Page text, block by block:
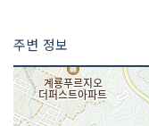
취급 메뉴
인허가번호
주변 정보